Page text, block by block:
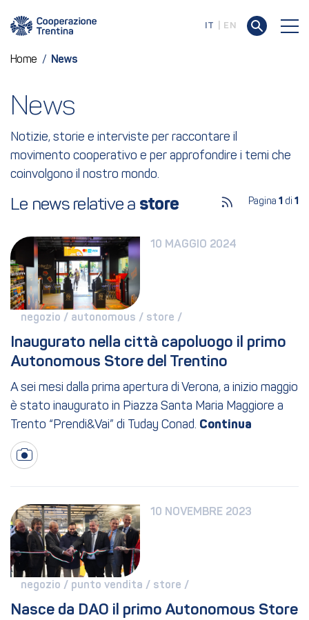
IT EN
Home / News
News
Notizie, storie e interviste per raccontare il
movimento cooperativo e per approfondire i temi che
coinvolgono il nostro mondo.
Le news relative a store Pagina 1 di 1
10 MAGGIO 2024
negozio / autonomous / store /
Inaugurato nella città capoluogo il primo
Autonomous Store del Trentino
A sei mesi dalla prima apertura di Verona, a inizio maggio
è stato inaugurato in Piazza Santa Maria Maggiore a
Trento “Prendi&Vai” di Tuday Conad.
10 NOVEMBRE 2023
negozio / punto vendita / store /
Nasce da DAO il primo Autonomous Store